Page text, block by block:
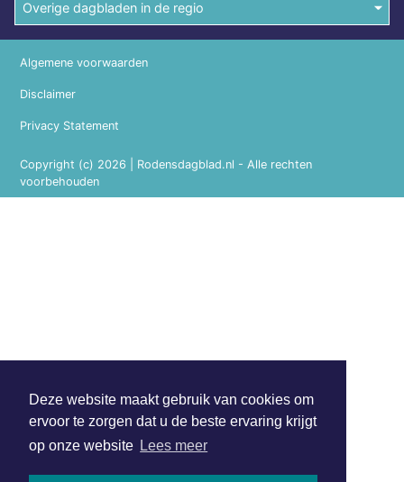
Deze website maakt gebruik van cookies om
ervoor te zorgen dat u de beste ervaring krijgt
op onze website Lees meer
Overige dagbladen in de regio
Copyright (c) 2026 | Rodensdagblad.nl - Alle rechten
voorbehouden
Algemene voorwaarden
Disclaimer
Privacy Statement